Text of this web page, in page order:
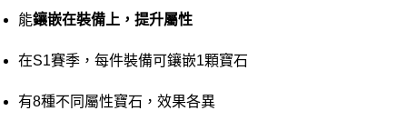
能鑲嵌在裝備上，提升屬性
在S1賽季，每件裝備可鑲嵌1顆寶石
有8種不同屬性寶石，效果各異